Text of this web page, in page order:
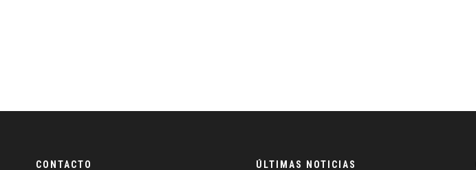
CONTACTO ÚLTIMAS NOTICIAS